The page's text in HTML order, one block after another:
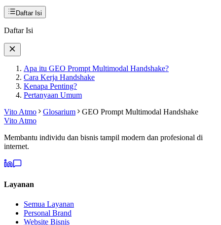
Daftar Isi
Daftar Isi
Apa itu GEO Prompt Multimodal Handshake?
Cara Kerja Handshake
Kenapa Penting?
Pertanyaan Umum
Vito Atmo
Glosarium
GEO Prompt Multimodal Handshake
Vito Atmo
Membantu individu dan bisnis tampil modern dan profesional di
internet.
Layanan
Semua Layanan
Personal Brand
Website Bisnis